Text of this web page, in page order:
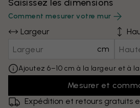
Saisissez les dimensions
Comment mesurer votre mur
Largeur
cm
Ajoutez 6–10 cm à la largeur et à
Mesurer et
Expédition et retours gratuits